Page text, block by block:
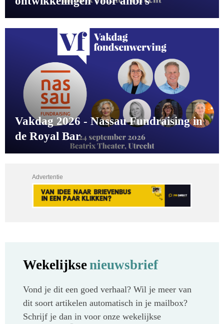
Vakdag 2026 - Nassau Fundraising in
de Royal Bar
Advertentie
Wekelijksenieuwsbrief
Vond je dit een goed verhaal? Wil je meer van
dit soort artikelen automatisch in je mailbox?
Schrijf je dan in voor onze wekelijkse